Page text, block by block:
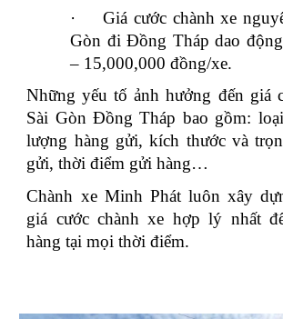
·
Giá cước chành xe
Gòn đi Đồng Tháp dao
– 15,000,000 đồng/xe.
Những yếu tố ảnh hưởng đến giá
Sài Gòn Đồng Tháp bao gồm:
lượng hàng gửi, kích thước và
gửi, thời điểm gửi hàng…
Chành xe Minh Phát luôn xây
giá cước chành xe hợp lý nhất
hàng tại mọi thời điểm.